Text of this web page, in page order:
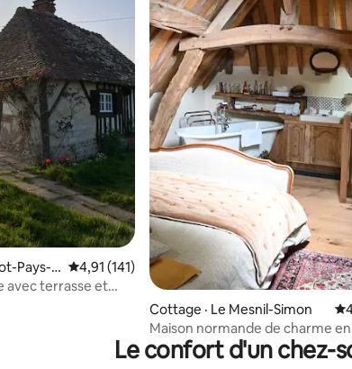
Pays-
Note moyenne de 4,91 sur 5, 141
4,91 (141)
avec terrasse et
Cottage · Le Mesnil-Simon
Maison normande de charme en
Normandie Pays d'Auge
Le confort d'un chez-